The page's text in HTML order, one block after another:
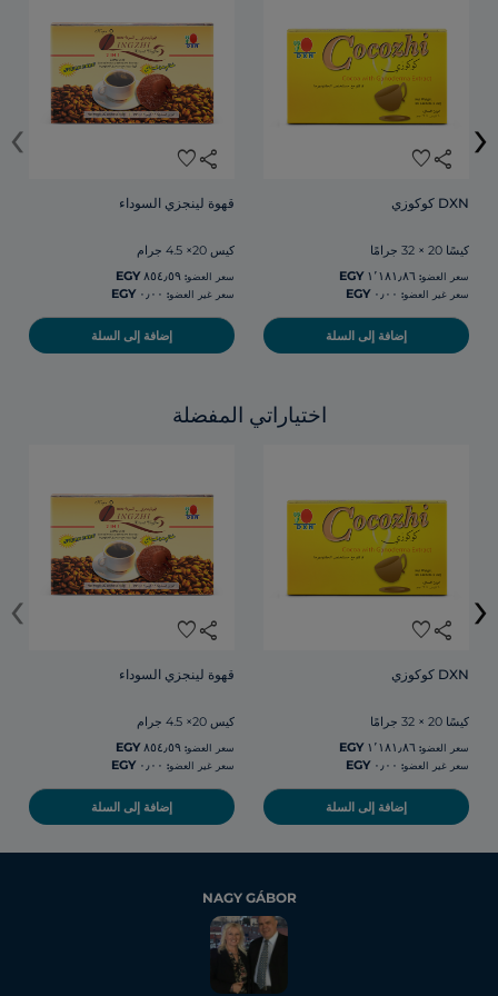
share
favorite
DXN كوكوزي
كيسًا 20 × 32 جرامًا
سعر العضو:
سعر غير العضو:
إضافة إلى السلة
share
favorite
قهوة لينجزي السوداء
كيس 20× 4.5 جرام
سعر العضو:
‏٨٥٤٫٥٩ EGY
سعر غير العضو:
إضافة إلى السلة
‹ ›
اختياراتي المفضلة
share
favorite
DXN كوكوزي
كيسًا 20 × 32 جرامًا
سعر العضو:
سعر غير العضو:
إضافة إلى السلة
share
favorite
قهوة لينجزي السوداء
كيس 20× 4.5 جرام
سعر العضو:
‏٨٥٤٫٥٩ EGY
سعر غير العضو:
إضافة إلى السلة
‹ ›
NAGY GÁBOR